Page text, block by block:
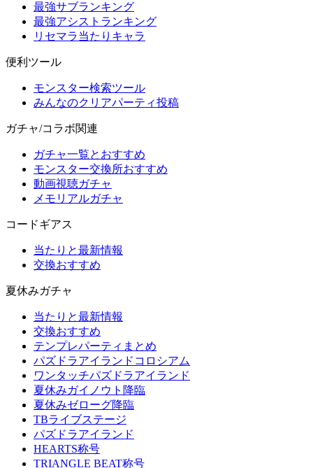
最強サブランキング
最強アシストランキング
リセマラ当たりキャラ
便利ツール
モンスター検索ツール
みんなのクリアパーティ投稿
ガチャ/コラボ関連
ガチャ一覧とおすすめ
モンスター交換所おすすめ
動画視聴ガチャ
メモリアルガチャ
コードギアス
当たりと最新情報
交換おすすめ
夏休みガチャ
当たりと最新情報
交換おすすめ
テンプレパーティまとめ
パズドラアイランドコロシアム
ワンタッチパズドラアイランド
夏休みガイノウト降臨
夏休みゼローグ降臨
TBライブステージ
パズドラアイランド
HEARTS称号
TRIANGLE BEAT称号